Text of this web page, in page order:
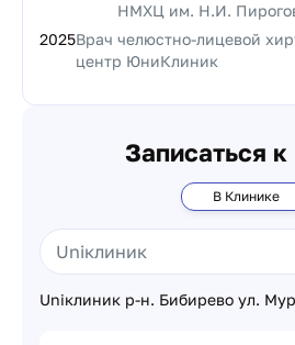
НМХЦ им. Н.И.
2025Врач челюстно-лицевой
центр ЮниКлиник
Записаться
В Клинике
Uniклиник р-н. Бибирево ул.